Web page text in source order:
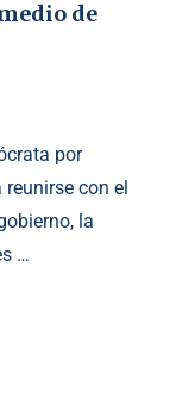
de
por
con el
la
…